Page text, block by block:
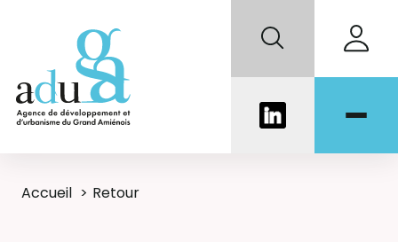
Accueil Retour